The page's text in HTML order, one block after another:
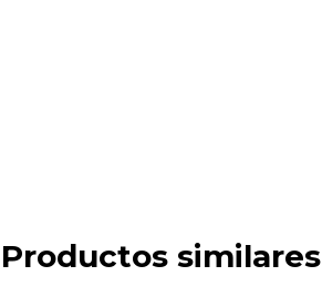
Productos similares